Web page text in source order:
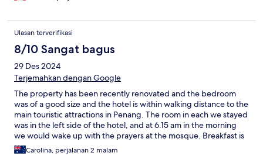
Ulasan terverifikasi
8/10 Sangat bagus
29 Des 2024
Terjemahkan dengan Google
The property has been recently renovated and the bedroom
was of a good size and the hotel is within walking distance to the
main touristic attractions in Penang. The room in each we stayed
was in the left side of the hotel, and at 6.15 am in the morning
we would wake up with the prayers at the mosque. Breakfast is
continental style - you can order omelettes, scrambled eggs or
fried eggs cooked to order, there's tea, coffee and orange juice
Carolina, perjalanan 2 malam